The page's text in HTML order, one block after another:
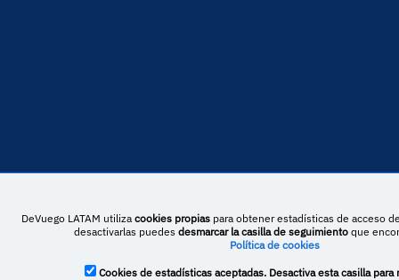
DeVuego LATAM utiliza cookies propiaspara obtener estadísticas de acceso
desactivarlas puedes desmarcar la casilla de seguimientoque
Política de cookies
Cookies de estadísticas aceptadas. Desactiva esta casilla para